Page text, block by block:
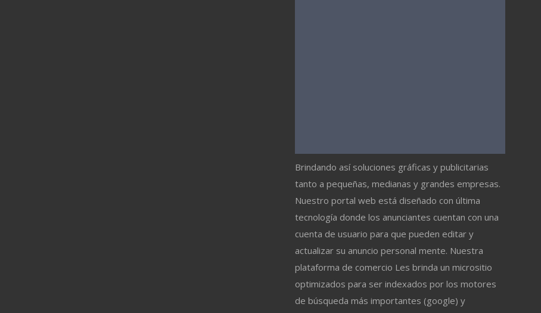
Brindando así soluciones gráficas y publicitarias
tanto a pequeñas, medianas y grandes empresas.
Nuestro portal web está diseñado con última
tecnología donde los anunciantes cuentan con una
cuenta de usuario para que pueden editar y
actualizar su anuncio personal mente. Nuestra
plataforma de comercio Les brinda un micrositio
optimizados para ser indexados por los motores
de búsqueda más importantes (google) y